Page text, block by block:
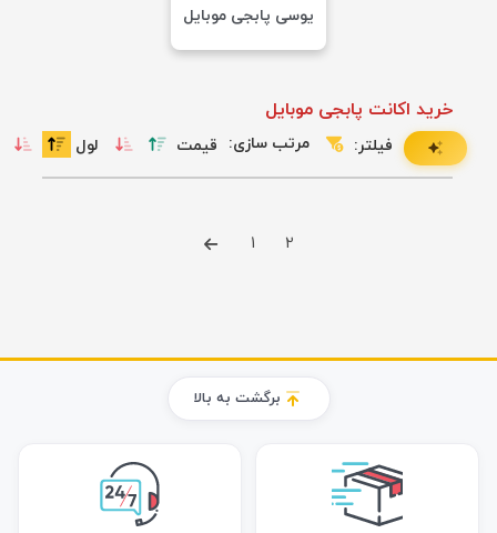
یوسی پابجی موبایل
خرید اکانت پابجی موبایل
فیلتر: مرتب سازی: قیمت لول
1 2
برگشت به بالا